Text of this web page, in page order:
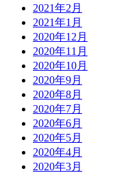
2021年2月
2021年1月
2020年12月
2020年11月
2020年10月
2020年9月
2020年8月
2020年7月
2020年6月
2020年5月
2020年4月
2020年3月